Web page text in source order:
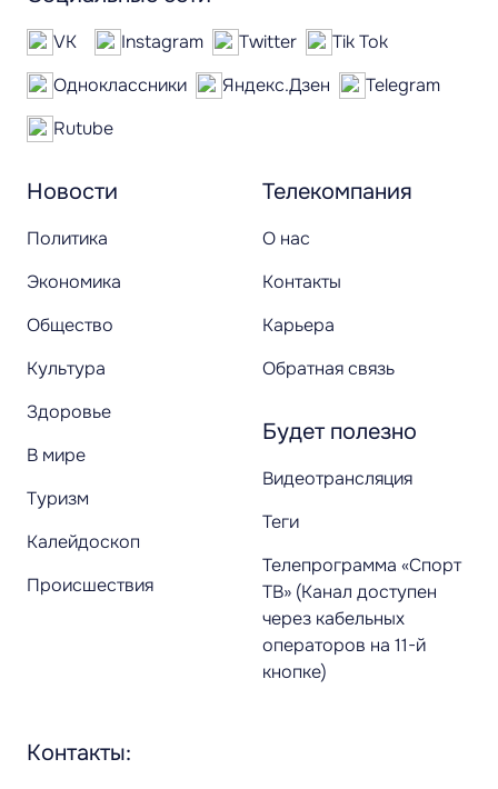
Новости
Политика
Экономика
Общество
Культура
Здоровье
В мире
Туризм
Калейдоскоп
Происшествия
Телекомпания
О нас
Контакты
Карьера
Обратная связь
Будет полезно
Видеотрансляция
Теги
Телепрограмма «Спорт
ТВ» (Канал доступен
через кабельных
операторов на 11-й
кнопке)
VK Instagram Twitter
Tik Tok
Одноклассники
Яндекс.Дзен
Telegram
Rutube
Контакты: